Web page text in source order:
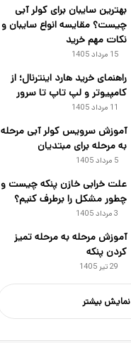
بهترین سایبان برای کولر آبی
چیست؟ مقایسه انواع سایبان و
نکات مهم خرید
15 مرداد 1405
راهنمای خرید هارد اینترنال؛ از
کامپیوتر و لپ تاپ تا سرور
11 مرداد 1405
آموزش سرویس کولر آبی مرحله
به مرحله برای مبتدیان
5 مرداد 1405
علت خرابی خازن پنکه چیست و
چطور مشکل را برطرف کنیم؟
3 مرداد 1405
آموزش مرحله به مرحله تمیز
کردن پنکه
29 تیر 1405
نمایش بیشتر